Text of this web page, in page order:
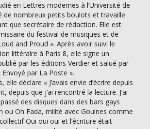
en Lettres modernes à l’Université de
de nombreux petits boulots et travaille
que secrétaire de rédaction. Elle est
du festival de musiques et de
and Proud ». Après avoir suivi le
littéraire à Paris 8, elle signe un
par les éditions Verdier et salué par
par La Poste ».
elle déclare « J’avais envie d’écrire depuis
depuis que j’ai rencontré la lecture. J’ai
des disques dans des bars gays
ou Oh Fada, milité avec Gouines comme
Oui oui oui et l’écriture était